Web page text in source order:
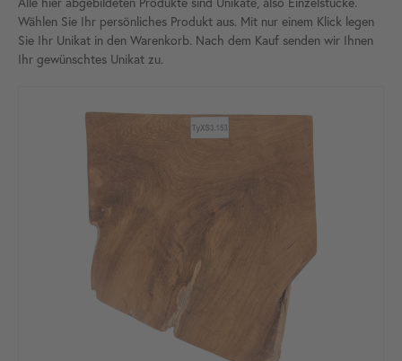
Wählen Sie Ihr persönliches Produkt aus. Mit nur einem Klick legen
Sie Ihr Unikat in den Warenkorb. Nach dem Kauf senden wir Ihnen
Ihr gewünschtes Unikat zu.